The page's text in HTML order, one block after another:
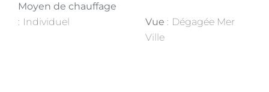
Moyen de chauffage
Individuel
Vue
Dégagée Mer
Ville